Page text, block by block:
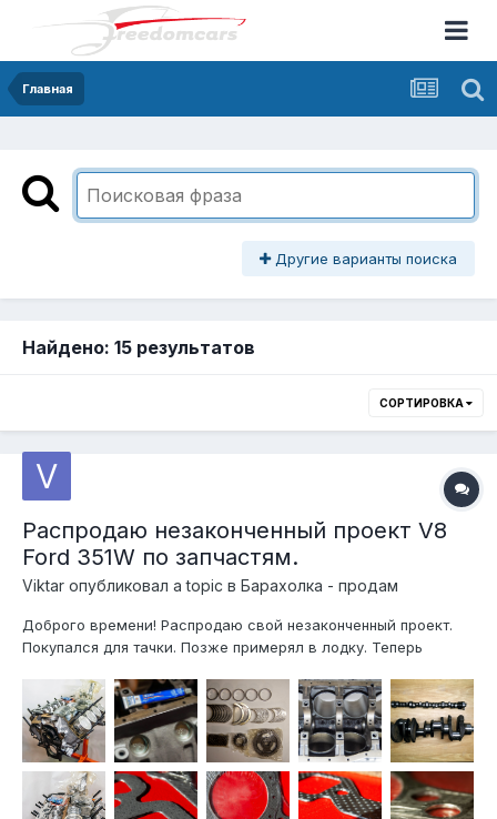
Главная
Другие варианты поиска
Найдено: 15 результатов
СОРТИРОВКА
Распродаю незаконченный проект V8
Ford 351W по запчастям.
Viktar опубликовал a topic в Барахолка - продам
Доброго времени! Распродаю свой незаконченный проект.
Покупался для тачки. Позже примерял в лодку. Теперь
компании АБ-Мотор, на высокоточном станке Rottler F7A
(США), с базированием от постели коленчатого вала.
Хонингование в нес...